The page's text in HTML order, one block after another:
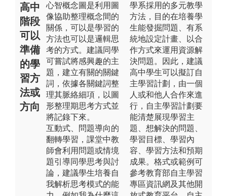
高中
階段
可以
準備
的學
習方
法或
方向
心智概念圖是利用圖
像協助整理概念間的
關係，可以是學習的
方法也可以是邏輯思
考的方式。建議同學
可嘗試將感興趣的主
題，建立有關的關鍵
詞，依據各關鍵詞整
理其脈絡細項，以圖
形整理期思考方式並
將記錄下來。
互動式、問題導向的
翻轉學習，課堂中教
師會利用問題或情境
題引導同學思考與討
論，建議學生培養自
我解析思考模式的能
學系採用的多元教學
方法，目的在培養學
生能發掘問題、有系
統地設定計畫、以合
作方式來運用資源解
決問題。因此，建議
高中學生可以擬訂自
主學習計劃，由一個
人或和他人合作來進
行，自主學習計劃要
能清楚展現學習主
題、想解決的問題、
學習目標、學習內
容、學習方法和預期
成果。格式或範例可
參考教育部自主學習
專區資訊網及其他開